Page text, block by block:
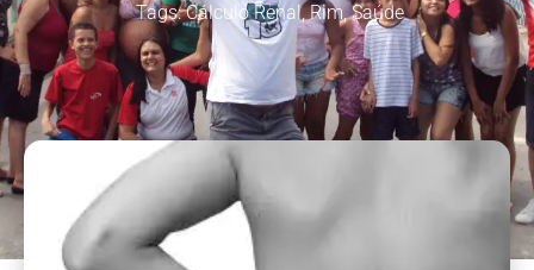
Tags:Cálculo Renal,Rim,Saúde